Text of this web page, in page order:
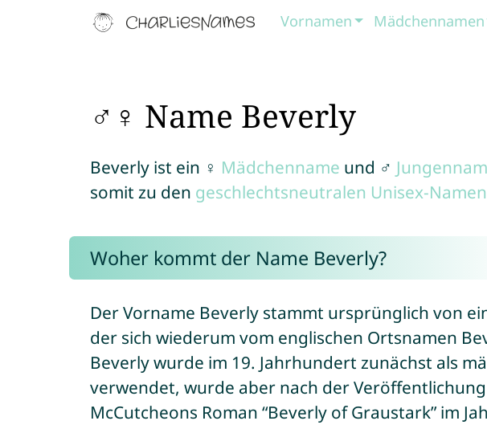
Vornamen Mädchennamen
♂♀ Name Beverly
Beverly ist ein ♀ Mädchenname und ♂
somit zu den geschlechtsneutralen Unisex-Namen
Woher kommt der Name Beverly?
Der Vorname Beverly stammt ursprünglich von
der sich wiederum vom englischen Ortsnamen
Beverly wurde im 19. Jahrhundert zunächst als
verwendet, wurde aber nach der
McCutcheons Roman “Beverly of Graustark” im